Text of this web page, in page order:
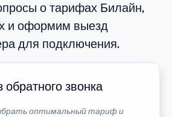
о тарифах Билайн,
и оформим выезд
для подключения.
обратного звонка
оптимальный тариф и